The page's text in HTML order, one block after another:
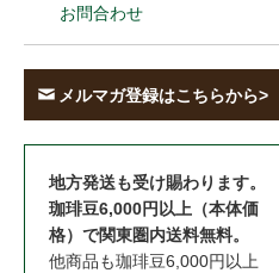
お問合わせ
メルマガ登録はこちらから>
地方発送も受け賜わります。
珈琲豆6,000円以上（本体価
格）で関東圏内送料無料。
他商品も珈琲豆6,000円以上